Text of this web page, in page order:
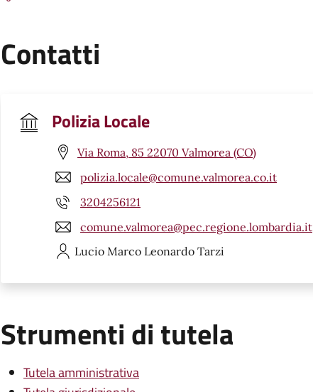
Contatti
Polizia Locale
Via Roma, 85 22070 Valmorea (CO)
polizia.locale@comune.valmorea.co.it
3204256121
comune.valmorea@pec.regione.lombardia.it
Lucio Marco Leonardo Tarzi
Strumenti di tutela
Tutela amministrativa